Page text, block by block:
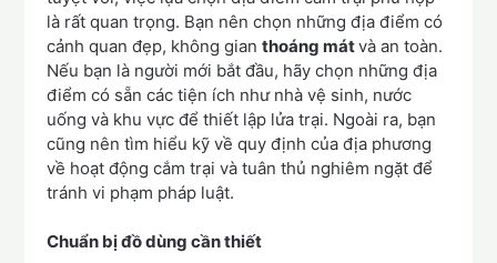
là rất quan trọng. Bạn nên chọn những địa điểm có
cảnh quan đẹp, không gianthoáng mátvà an toàn.
Nếu bạn là người mới bắt đầu, hãy chọn những địa
điểm có sẵn các tiện ích như nhà vệ sinh, nước
uống và khu vực để thiết lập lửa trại. Ngoài ra, bạn
cũng nên tìm hiểu kỹ về quy định của địa phương
về hoạt động cắm trại và tuân thủ nghiêm ngặt để
tránh vi phạm pháp luật.
Chuẩn bị đồ dùng cần thiết